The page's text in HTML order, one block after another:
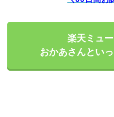
楽天ミュ
おかあさんとい